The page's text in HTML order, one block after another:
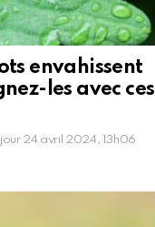
envahissent
les avec ces
24 avril 2024, 13h06